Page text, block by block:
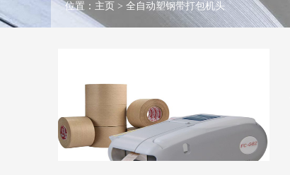
位置： 主页 > 全自动塑钢带打包机头